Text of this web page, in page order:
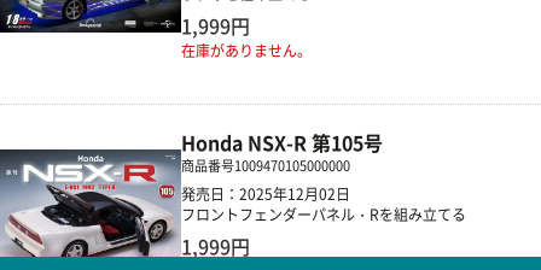
1,999円
在庫がありません。
Honda NSX-R 第105号
商品番号1009470105000000
発売日：2025年12月02日
フロントフェンダーパネル・Rを組み立てる
1,999円